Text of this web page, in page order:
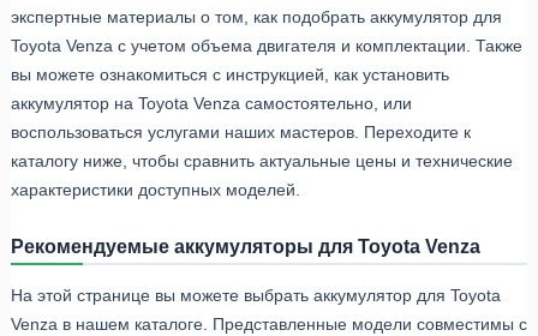
экспертные материалы о том, как подобрать аккумулятор для
Toyota Venza с учетом объема двигателя и комплектации. Также
вы можете ознакомиться с инструкцией, как установить
аккумулятор на Toyota Venza самостоятельно, или
воспользоваться услугами наших мастеров. Переходите к
каталогу ниже, чтобы сравнить актуальные цены и технические
характеристики доступных моделей.
Рекомендуемые аккумуляторы для Toyota Venza
На этой странице вы можете выбрать аккумулятор для Toyota
Venza в нашем каталоге. Представленные модели совместимы с